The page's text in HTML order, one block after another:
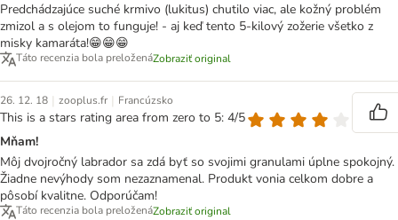
Predchádzajúce suché krmivo (lukitus) chutilo viac, ale kožný problém
zmizol a s olejom to funguje! - aj keď tento 5-kilový zožerie všetko z
misky kamaráta!😁😁😁
Táto recenzia bola preloženáZobraziť original
26. 12. 18 | zooplus.fr | Francúzsko
This is a stars rating area from zero to 5: 4/5
Mňam!
Môj dvojročný labrador sa zdá byť so svojimi granulami úplne spokojný.
Žiadne nevýhody som nezaznamenal. Produkt vonia celkom dobre a
pôsobí kvalitne. Odporúčam!
Táto recenzia bola preloženáZobraziť original